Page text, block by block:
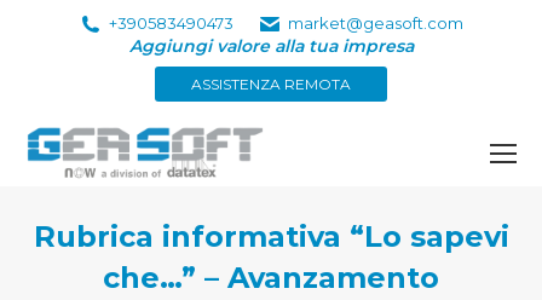
+390583490473 market@geasoft.com
Aggiungi valore alla tua impresa
ASSISTENZA REMOTA
Rubrica informativa “Lo sapevi
che…” – Avanzamento